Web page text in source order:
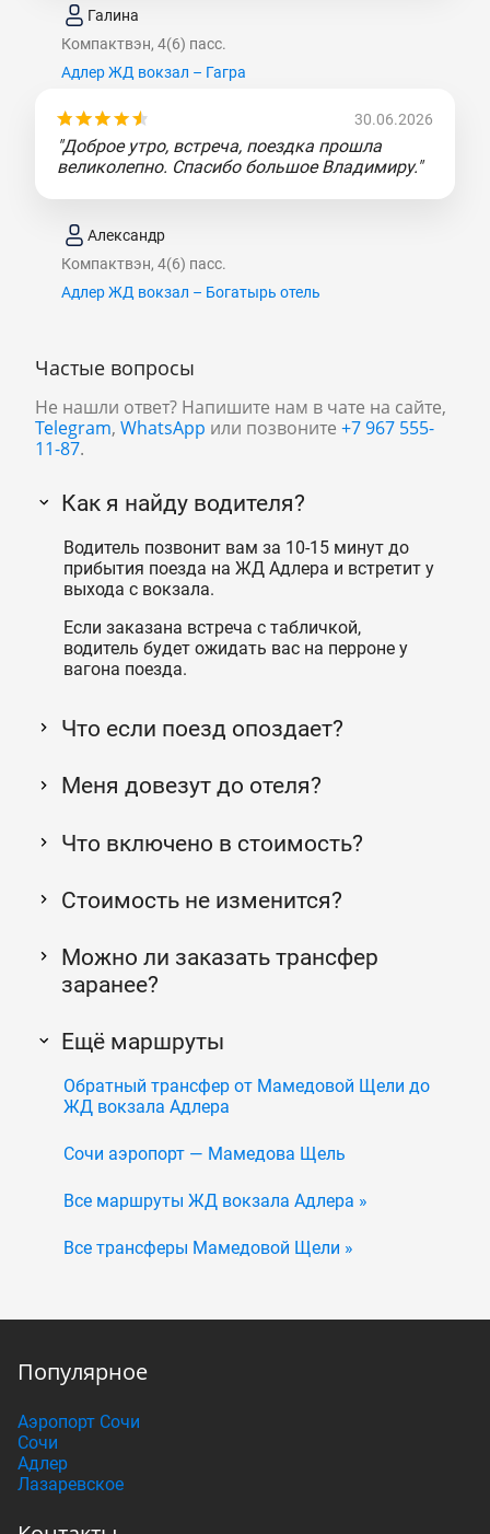
Галина
Компактвэн, 4(6) пасс.
Адлер ЖД вокзал – Гагра
30.06.2026
"Доброе утро, встреча, поездка прошла
великолепно. Спасибо большое Владимиру."
Александр
Компактвэн, 4(6) пасс.
Адлер ЖД вокзал – Богатырь отель
Частые вопросы
Не нашли ответ? Напишите нам в чате на сайте,
Telegram, WhatsApp или позвоните +7 967 555-
11-87.
Как я найду водителя?
Водитель позвонит вам за 10-15 минут до
прибытия поезда на ЖД Адлера и встретит у
выхода с вокзала.
Если заказана встреча с табличкой,
водитель будет ожидать вас на перроне у
вагона поезда.
Что если поезд опоздает?
Меня довезут до отеля?
Что включено в стоимость?
Стоимость не изменится?
Можно ли заказать трансфер
заранее?
Ещё маршруты
Обратный трансфер от Мамедовой Щели до
ЖД вокзала Адлера
Сочи аэропорт — Мамедова Щель
Все маршруты ЖД вокзала Адлера »
Все трансферы Мамедовой Щели »
Популярное
Аэропорт Сочи
Сочи
Адлер
Лазаревское